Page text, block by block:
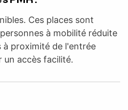
Ces places sont
à mobilité réduite
à proximité de l'entrée
un accès facilité.